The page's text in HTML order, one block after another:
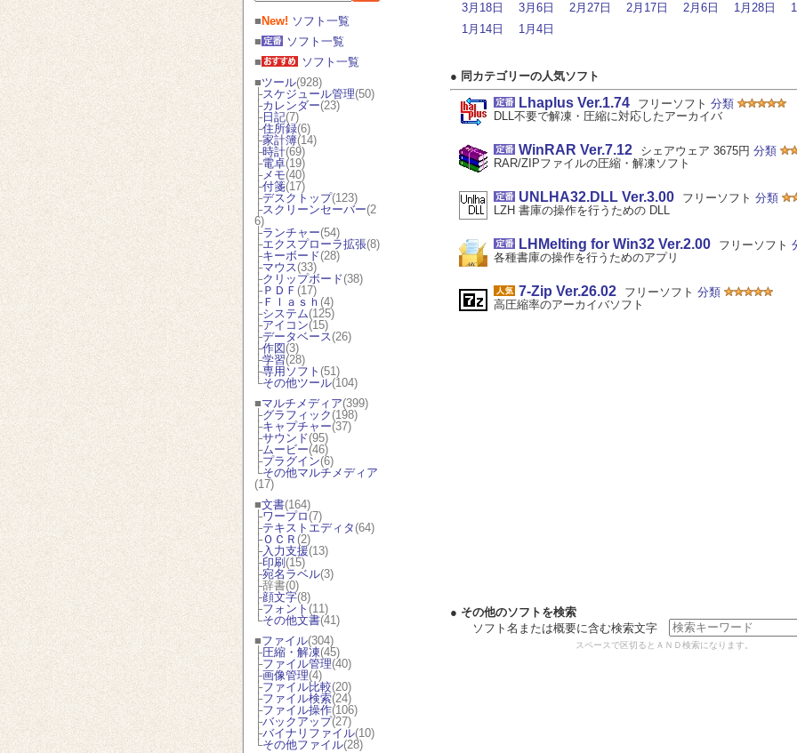
■ New! ソフト一覧
■
ソフト一覧
■
ソフト一覧
■ツール(928)
├スケジュール管理(50)
├カレンダー(23)
├日記(7)
├住所録(6)
├家計簿(14)
├時計(69)
├電卓(19)
├メモ(40)
├付箋(17)
├デスクトップ(123)
├スクリーンセーバー(2
6)
├ランチャー(54)
├エクスプローラ拡張(8)
├キーボード(28)
├マウス(33)
├クリップボード(38)
├ＰＤＦ (17)
├Ｆｌａｓｈ (4)
├システム(125)
├アイコン(15)
├データベース(26)
├作図 (3)
├学習(28)
├専用ソフト (51)
└その他ツール(104)
■マルチメディア(399)
├グラフィック (198)
├キャプチャー(37)
├サウンド(95)
├ムービー(46)
├プラグイン(6)
└その他マルチメディア
(17)
■文書(164)
├ワープロ (7)
├テキストエディタ (64)
├ＯＣＲ (2)
├入力支援(13)
├印刷 (15)
├宛名ラベル(3)
├辞書(0)
├顔文字(8)
├フォント (11)
└その他文書(41)
■ファイル(304)
├圧縮・解凍(45)
├ファイル管理(40)
├画像管理(4)
├ファイル比較(20)
├ファイル検索(24)
├ファイル操作(106)
├バックアップ(27)
├バイナリファイル(10)
└その他ファイル(28)
3月18日
3月6日 2月27日 2月17日 2月6日 1月28日
1月14日
1月4日
● 同カテゴリーの人気ソフト
Lhaplus Ver.1.74 フリーソフト 分類
DLL不要で解凍・圧縮に対応したアーカイバ
WinRAR Ver.7.12 シェアウェア 3675円 分類
RAR/ZIPファイルの圧縮・解凍ソフト
UNLHA32.DLL Ver.3.00 フリーソフト 分類
LZH 書庫の操作を行うための DLL
LHMelting for Win32 Ver.2.00 フリーソフト
各種書庫の操作を行うためのアプリ
7-Zip Ver.26.02 フリーソフト 分類
高圧縮率のアーカイバソフト
● その他のソフトを検索
ソフト名または概要に含む検索文字
スペースで区切るとＡＮＤ検索になります。